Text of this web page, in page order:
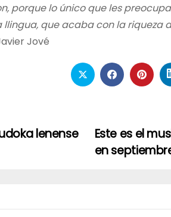
porque lo único que les
que acaba con la riqueza
Jové
Este es el
en
lenense